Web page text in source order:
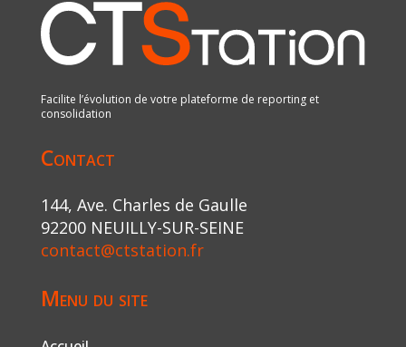
Facilite l’évolution de votre plateforme de reporting et
consolidation
Contact
144, Ave. Charles de Gaulle
92200 NEUILLY-SUR-SEINE
contact@ctstation.fr
Menu du site